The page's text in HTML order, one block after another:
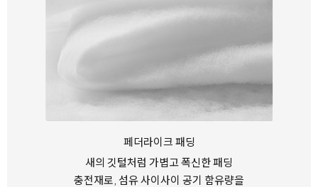
페더라이크 패딩
새의 깃털처럼 가볍고 폭신한 패딩
충전재로, 섬유 사이사이 공기 함유량을